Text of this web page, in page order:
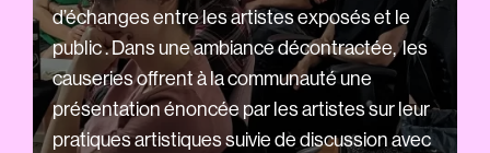
d’échanges entre les artistes exposés et le
public . Dans une ambiance décontractée, les
causeries offrent à la communauté une
présentation énoncée par les artistes sur leur
pratiques artistiques suivie de discussion avec